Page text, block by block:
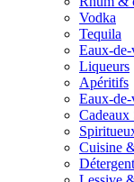
Vodka
Tequila
Eaux-
Liqueurs
Apéritifs
Eaux-
Cuisine